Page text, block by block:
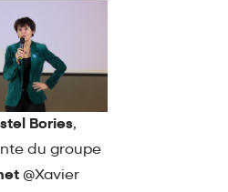
Bories,
du groupe
@Xavier